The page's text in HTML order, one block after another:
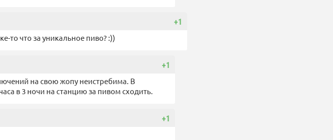
+1
то что за уникальное пиво? :))
+1
на свою жопу неистребима. В
в 3 ночи на станцию за пивом сходить.
+1